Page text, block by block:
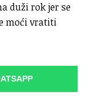
duži rok jer se
moći vratiti